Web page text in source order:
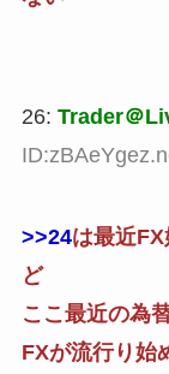
26: Trader＠
>>24は最近
ど
ここ最近の為
FXが流行り始